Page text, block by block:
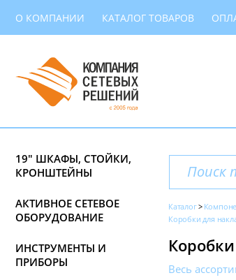
О КОМПАНИИ КАТАЛОГ ТОВАРОВ
19" ШКАФЫ, СТОЙКИ,
КРОНШТЕЙНЫ
АКТИВНОЕ СЕТЕВОЕ
ОБОРУДОВАНИЕ
ИНСТРУМЕНТЫ И
ПРИБОРЫ
Каталог
Коробки для
Весь